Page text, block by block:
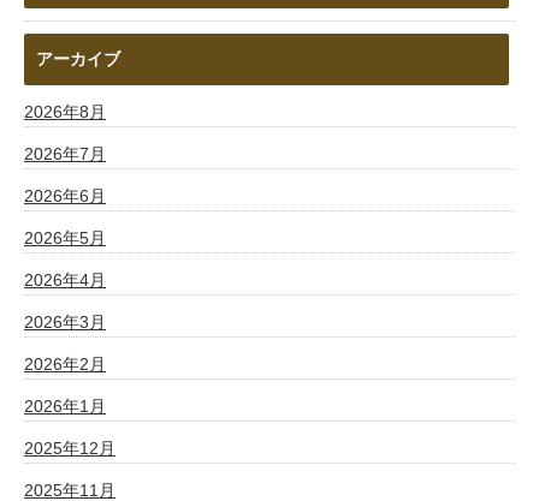
アーカイブ
2026年8月
2026年7月
2026年6月
2026年5月
2026年4月
2026年3月
2026年2月
2026年1月
2025年12月
2025年11月